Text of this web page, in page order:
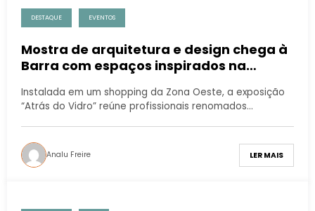
DESTAQUE EVENTOS
Mostra de arquitetura e design chega à
Barra com espaços inspirados na
Instalada em um shopping da Zona Oeste, a exposição
“Atrás do Vidro” reúne profissionais renomados…
Analu Freire LER MAIS